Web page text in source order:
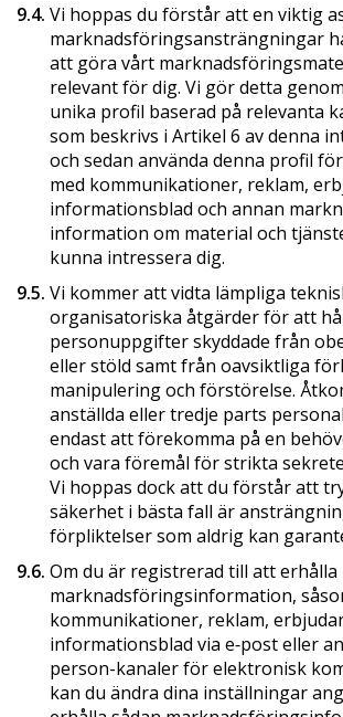
9.4. Vi hoppas du förstår att en viktig
marknadsföringsansträngningar
att göra vårt
relevant för dig. Vi gör detta
unika profil baserad på relevanta
som beskrivs i Artikel 6 av denna
och sedan använda denna profil
med kommunikationer, reklam,
informationsblad och annan
information om material och
kunna intressera dig.
9.5. Vi kommer att vidta lämpliga
organisatoriska åtgärder för att
personuppgifter skyddade från
eller stöld samt från oavsiktliga
manipulering och förstörelse.
anställda eller tredje parts
endast att förekomma på en
och vara föremål för strikta
Vi hoppas dock att du förstår att
säkerhet i bästa fall är
förpliktelser som aldrig kan
9.6. Om du är registrerad till att erhålla
marknadsförings­information,
kommunikationer, reklam,
informationsblad via e‑post eller
person-kanaler för elektronisk
kan du ändra dina inställningar